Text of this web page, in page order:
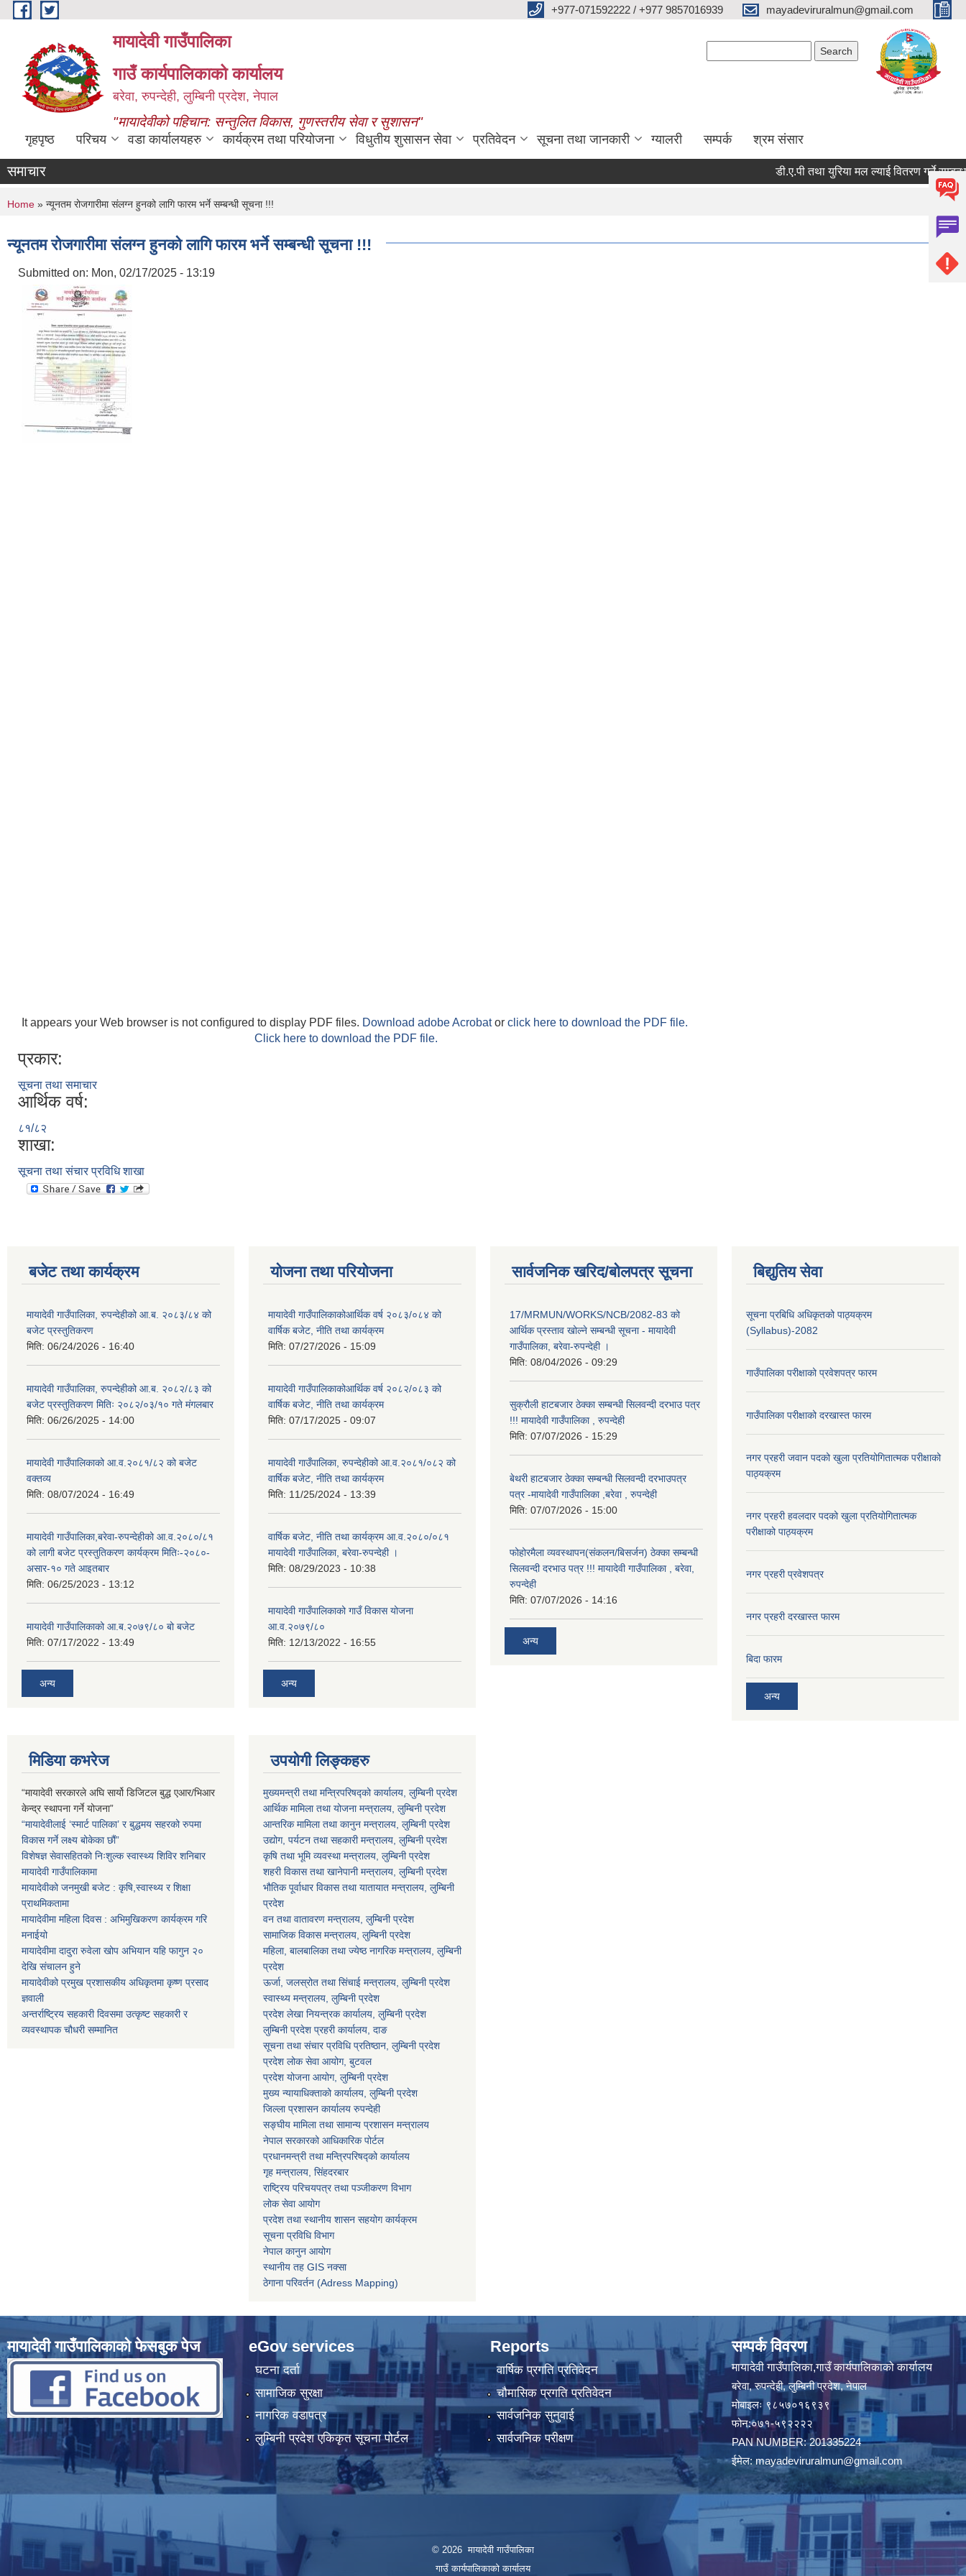
Skip to main content +977-071592222 / +977 9857016939 mayadeviruralmun@gmail.com
मायादेवी गाउँपालिका
गाउँ कार्यपालिकाको कार्यालय
बरेवा, रुपन्देही, लुम्बिनी प्रदेश, नेपाल
"मायादेवीको पहिचान: सन्तुलित विकास, गुणस्तरीय सेवा र सुशासन"
गृहपृष्ठ परिचय वडा कार्यालयहरु कार्यक्रम तथा परियोजना विधुतीय शुसासन सेवा प्रतिवेदन सूचना तथा जानकारी ग्यालरी सम्पर्क श्रम संसार
समाचार डी.ए.पी तथा युरिया मल ल्याई वितरण गर्ने सम्बन्धमा -
You are here
Home » न्यूनतम रोजगारीमा संलग्न हुनको लागि फारम भर्ने सम्बन्धी सूचना !!!
न्यूनतम रोजगारीमा संलग्न हुनको लागि फारम भर्ने सम्बन्धी सूचना !!!
Submitted on: Mon, 02/17/2025 - 13:19
It appears your Web browser is not configured to display PDF files. Download adobe Acrobator click here to download the PDF file.
Click here to download the PDF file.
प्रकार:
सूचना तथा समाचार
आर्थिक वर्ष:
८१/८२
शाखा:
सूचना तथा संचार प्रविधि शाखा
बजेट तथा कार्यक्रम
मायादेवी गाउँपालिका, रुपन्देहीको आ.ब. २०८३/८४ को
बजेट प्रस्तुतिकरण
मिति: 06/24/2026 - 16:40
मायादेवी गाउँपालिका, रुपन्देहीको आ.ब. २०८२/८३ को
बजेट प्रस्तुतिकरण मितिः २०८२/०३/१० गते मंगलबार
मिति: 06/26/2025 - 14:00
मायादेवी गाउँपालिकाको आ.व.२०८१/८२ को बजेट
वक्तव्य
मिति: 08/07/2024 - 16:49
मायादेवी गाउँपालिका,बरेवा-रुपन्देहीको आ.व.२०८०/८१
को लागी बजेट प्रस्तुतिकरण कार्यक्रम मितिः-२०८०-
असार-१० गते आइतबार
मिति: 06/25/2023 - 13:12
मायादेवी गाउँपालिकाको आ.ब.२०७९/८० बो बजेट
मिति: 07/17/2022 - 13:49
अन्य
योजना तथा परियोजना
मायादेवी गाउँपालिकाकोआर्थिक वर्ष २०८३/०८४ को
वार्षिक बजेट, नीति तथा कार्यक्रम
मिति: 07/27/2026 - 15:09
मायादेवी गाउँपालिकाकोआर्थिक वर्ष २०८२/०८३ को
वार्षिक बजेट, नीति तथा कार्यक्रम
मिति: 07/17/2025 - 09:07
मायादेवी गाउँपालिका, रुपन्देहीको आ.व.२०८१/०८२ को
वार्षिक बजेट, नीति तथा कार्यक्रम
मिति: 11/25/2024 - 13:39
वार्षिक बजेट, नीति तथा कार्यक्रम आ.व.२०८०/०८१
मायादेवी गाउँपालिका, बरेवा-रुपन्देही ।
मिति: 08/29/2023 - 10:38
मायादेवी गाउँपालिकाको गाउँ विकास योजना
आ.व.२०७९/८०
मिति: 12/13/2022 - 16:55
अन्य
सार्वजनिक खरिद/बोलपत्र सूचना
17/MRMUN/WORKS/NCB/2082-83 को
आर्थिक प्रस्ताव खोल्ने सम्बन्धी सूचना - मायादेवी
गाउँपालिका, बरेवा-रुपन्देही ।
मिति: 08/04/2026 - 09:29
सुक्रौली हाटबजार ठेक्का सम्बन्धी सिलवन्दी दरभाउ पत्र
!!! मायादेवी गाउँपालिका , रुपन्देही
मिति: 07/07/2026 - 15:29
बेथरी हाटबजार ठेक्का सम्बन्धी सिलवन्दी दरभाउपत्र
पत्र -मायादेवी गाउँपालिका ,बरेवा , रुपन्देही
मिति: 07/07/2026 - 15:00
फोहोरमैला व्यवस्थापन(संकलन/बिसर्जन) ठेक्का सम्बन्धी
सिलवन्दी दरभाउ पत्र !!! मायादेवी गाउँपालिका , बरेवा,
रुपन्देही
मिति: 07/07/2026 - 14:16
अन्य
बिद्युतिय सेवा
सूचना प्रबिधि अधिकृतको पाठ्यक्रम
(Syllabus)-2082
गाउँपालिका परीक्षाको प्रवेशपत्र फारम
गाउँपालिका परीक्षाको दरखास्त फारम
नगर प्रहरी जवान पदको खुला प्रतियोगितात्मक परीक्षाको
पाठ्यक्रम
नगर प्रहरी हवलदार पदको खुला प्रतियोगितात्मक
परीक्षाको पाठ्यक्रम
नगर प्रहरी प्रवेशपत्र
नगर प्रहरी दरखास्त फारम
बिदा फारम
अन्य
मिडिया कभरेज
“मायादेवी सरकारले अघि सार्यो डिजिटल बुद्ध एआर/भिआर
केन्द्र स्थापना गर्ने योजना”
“मायादेवीलाई ‘स्मार्ट पालिका’ र बुद्धमय सहरको रुपमा
विकास गर्ने लक्ष्य बोकेका छौं”
विशेषज्ञ सेवासहितको निःशुल्क स्वास्थ्य शिविर शनिबार
मायादेवी गाउँपालिकामा
मायादेवीको जनमुखी बजेट : कृषि,स्वास्थ्य र शिक्षा
प्राथमिकतामा
मायादेवीमा महिला दिवस : अभिमुखिकरण कार्यक्रम गरि
मनाईयो
मायादेवीमा दादुरा रुवेला खोप अभियान यहि फागुन २०
देखि संचालन हुने
मायादेवीको प्रमुख प्रशासकीय अधिकृतमा कृष्ण प्रसाद
ज्ञवाली
अन्तर्राष्ट्रिय सहकारी दिवसमा उत्कृष्ट सहकारी र
व्यवस्थापक चौधरी सम्मानित
उपयोगी लिङ्कहरु
मुख्यमन्त्री तथा मन्त्रिपरिषद्को कार्यालय, लुम्बिनी प्रदेश
आर्थिक मामिला तथा योजना मन्त्रालय, लुम्बिनी प्रदेश
आन्तरिक मामिला तथा कानुन मन्त्रालय, लुम्बिनी प्रदेश
उद्योग, पर्यटन तथा सहकारी मन्त्रालय, लुम्बिनी प्रदेश
कृषि तथा भूमि व्यवस्था मन्त्रालय, लुम्बिनी प्रदेश
शहरी विकास तथा खानेपानी मन्त्रालय, लुम्बिनी प्रदेश
भौतिक पूर्वाधार विकास तथा यातायात मन्त्रालय, लुम्बिनी
प्रदेश
वन तथा वातावरण मन्त्रालय, लुम्बिनी प्रदेश
सामाजिक विकास मन्त्रालय, लुम्बिनी प्रदेश
महिला, बालबालिका तथा ज्येष्ठ नागरिक मन्त्रालय, लुम्बिनी
प्रदेश
ऊर्जा, जलस्रोत तथा सिंचाई मन्त्रालय, लुम्बिनी प्रदेश
स्वास्थ्य मन्त्रालय, लुम्बिनी प्रदेश
प्रदेश लेखा नियन्त्रक कार्यालय, लुम्बिनी प्रदेश
लुम्बिनी प्रदेश प्रहरी कार्यालय, दाङ
सूचना तथा संचार प्रविधि प्रतिष्ठान, लुम्बिनी प्रदेश
प्रदेश लोक सेवा आयोग, बुटवल
प्रदेश योजना आयोग, लुम्बिनी प्रदेश
मुख्य न्यायाधिक्ताको कार्यालय, लुम्बिनी प्रदेश
जिल्ला प्रशासन कार्यालय रुपन्देही
सङ्घीय मामिला तथा सामान्य प्रशासन मन्त्रालय
नेपाल सरकारको आधिकारिक पोर्टल
प्रधानमन्त्री तथा मन्त्रिपरिषद्को कार्यालय
गृह मन्त्रालय, सिंहदरबार
राष्ट्रिय परिचयपत्र तथा पञ्जीकरण विभाग
लोक सेवा आयोग
प्रदेश तथा स्थानीय शासन सहयोग कार्यक्रम
सूचना प्रविधि विभाग
नेपाल कानुन आयोग
स्थानीय तह GIS नक्सा
ठेगाना परिवर्तन (Adress Mapping)
मायादेवी गाउँपालिकाको फेसबुक पेज eGov services
घटना दर्ता
सामाजिक सुरक्षा
नागरिक वडापत्र
लुम्बिनी प्रदेश एकिकृत सूचना पोर्टल
Reports
वार्षिक प्रगति प्रतिवेदन
चौमासिक प्रगति प्रतिवेदन
सार्वजनिक सुनुवाई
सार्वजनिक परीक्षण
सम्पर्क विवरण
मायादेवी गाउँपालिका,गाउँ कार्यपालिकाको कार्यालय
बरेवा, रुपन्देही, लुम्बिनी प्रदेश, नेपाल
मोबाइलः ९८५७०१६९३९
फोन:०७१-५९२२२२
PAN NUMBER: 201335224
ईमेल: mayadeviruralmun@gmail.com
© 2026 मायादेवी गाउँपालिका
गाउँ कार्यपालिकाको कार्यालय